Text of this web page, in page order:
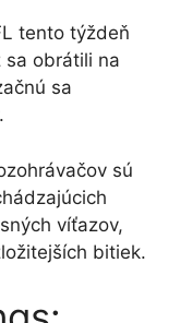
tento týždeň
sa obrátili na
sa
sú
víťazov,
bitiek.